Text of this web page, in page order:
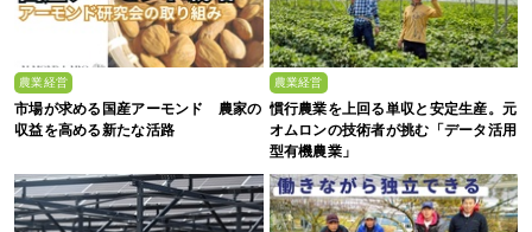
農業経営
市場が求める国産アーモンド 農家の
収益を高める新たな活路
農業経営
慣行農業を上回る単収と安定生産。元
オムロンの技術者が挑む「データ活用
型有機農業」